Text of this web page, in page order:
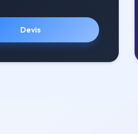
Devis